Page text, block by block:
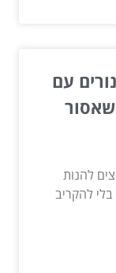
עם
שאסור
להנות
להקריב